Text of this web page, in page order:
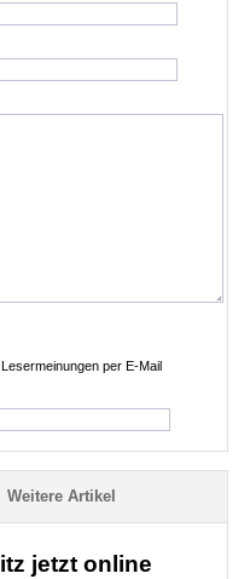
per E-Mail
Weitere Artikel
jetzt online